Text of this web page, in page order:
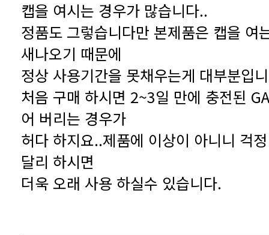
캡을 여시는 경우가 많습니다..
새나오기 때문에
정상 사용기간을 못채우는게 대부분입
어 버리는 경우가
달리 하시면
더욱 오래 사용 하실수 있습니다.